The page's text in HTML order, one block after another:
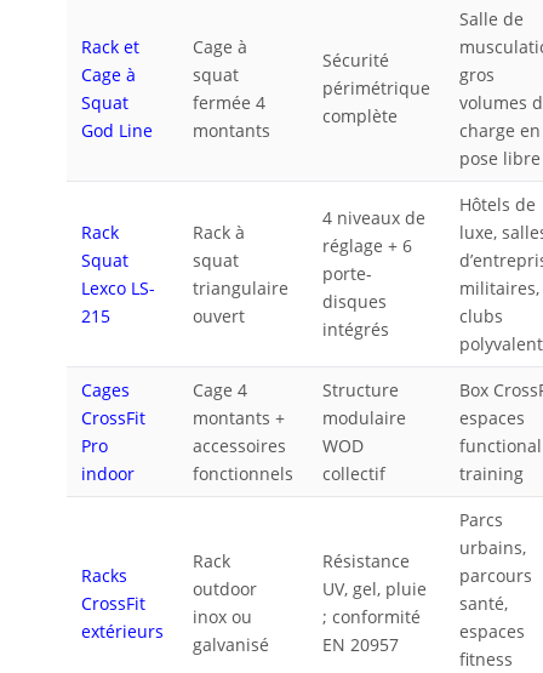
Rack et
Cage à
Squat
God Line
Cage à
squat
fermée 4
montants
Sécurité
périmétrique
complète
Salle de
gros
volumes
charge en
pose libre
Rack
Squat
Lexco LS-
215
Rack à
squat
triangulaire
ouvert
4 niveaux de
réglage + 6
porte-
disques
intégrés
Hôtels de
luxe,
militaires,
clubs
Cages
CrossFit
Pro
indoor
Cage 4
montants +
accessoires
fonctionnels
Structure
modulaire
WOD
collectif
Box
espaces
functional
training
Racks
CrossFit
extérieurs
Rack
outdoor
inox ou
galvanisé
Résistance
UV, gel, pluie
; conformité
EN 20957
Parcs
urbains,
parcours
santé,
espaces
fitness